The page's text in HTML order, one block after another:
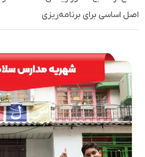
اصل اساسی برای برنامه‌ریزی